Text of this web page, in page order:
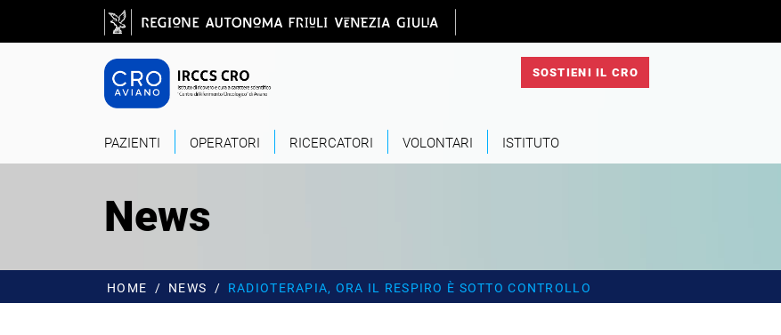
Salta al contenuto principale
SOSTIENI IL CRO
PAZIENTI OPERATORI RICERCATORI VOLONTARI ISTITUTO
News
HOME NEWS RADIOTERAPIA, ORA IL RESPIRO È SOTTO CONTROLLO